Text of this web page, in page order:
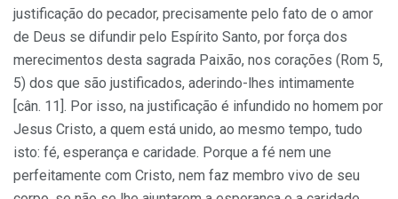
justificação do pecador, precisamente pelo fato de o amor
de Deus se difundir pelo Espírito Santo, por força dos
merecimentos desta sagrada Paixão, nos corações (Rom 5,
5) dos que são justificados, aderindo-lhes intimamente
[cân. 11]. Por isso, na justificação é infundido no homem por
Jesus Cristo, a quem está unido, ao mesmo tempo, tudo
isto: fé, esperança e caridade. Porque a fé nem une
perfeitamente com Cristo, nem faz membro vivo de seu